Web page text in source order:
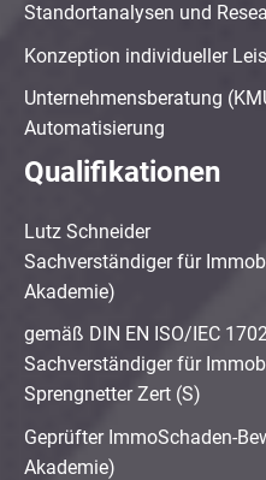
Standortanalysen und
Konzeption individueller
Unternehmensberatung
Automatisierung
Qualifikationen
Lutz Schneider
Sachverständiger für
Akademie)
gemäß DIN EN ISO/IEC
Sachverständiger für
Sprengnetter Zert (S)
Geprüfter ImmoSchaden-
Akademie)